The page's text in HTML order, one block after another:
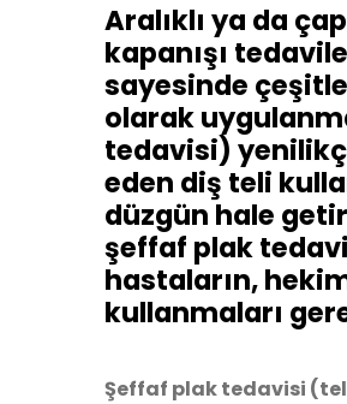
Aralıklı ya da
kapanışı
sayesinde
olarak
tedavisi)
eden diş teli
düzgün hale
şeffaf plak
hastaların,
kullanmaları
Şeffaf plak tedavisi